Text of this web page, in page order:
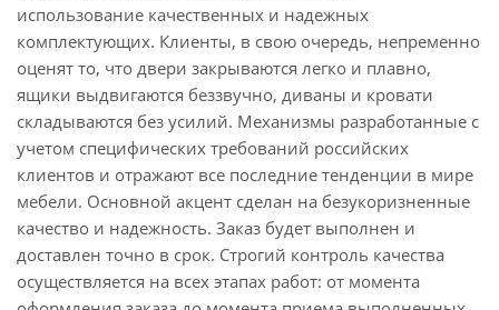
использование качественных и надежных
комплектующих. Клиенты, в свою очередь, непременно
оценят то, что двери закрываются легко и плавно,
ящики выдвигаются беззвучно, диваны и кровати
складываются без усилий. Механизмы разработанные с
учетом специфических требований российских
клиентов и отражают все последние тенденции в мире
мебели. Основной акцент сделан на безукоризненные
качество и надежность. Заказ будет выполнен и
доставлен точно в срок. Строгий контроль качества
осуществляется на всех этапах работ: от момента